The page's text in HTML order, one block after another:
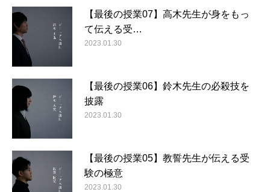
【最後の授業07】高木先生が身をもっ
て伝える受…
2023.01.30
【最後の授業06】鈴木先生の必殺技を
披露
2023.01.30
【最後の授業05】教誓先生が伝える受
験の極意
2023.01.30